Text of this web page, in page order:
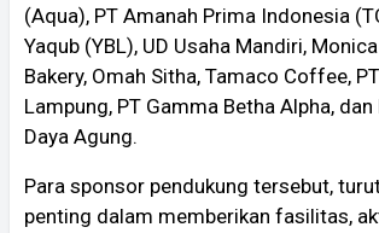
(Aqua), PT Amanah Prima Indonesia
Yaqub (YBL), UD Usaha Mandiri,
Bakery, Omah Sitha, Tamaco Coffee,
Lampung, PT Gamma Betha Alpha, dan
Daya Agung.
Para sponsor pendukung tersebut,
penting dalam memberikan fasilitas,